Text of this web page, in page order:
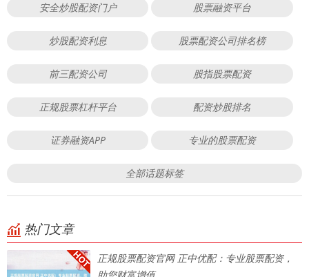
安全炒股配资门户 股票融资平台
炒股配资利息 股票配资公司排名榜
前三配资公司 股指股票配资
正规股票杠杆平台 配资炒股排名
证券融资APP 专业的股票配资
全部话题标签
热门文章
正规股票配资官网 正中优配：专业股票配资，